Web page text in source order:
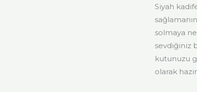
Siyah
solmaya
sevdiğiniz
kutunuzu
olarak